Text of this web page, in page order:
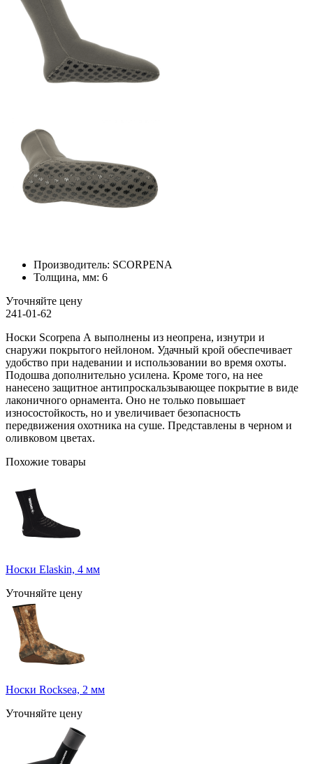
Производитель: SCORPENA
Толщина, мм: 6
Уточняйте цену
241-01-62
Носки Scorpena А выполнены из неопрена, изнутри и
снаружи покрытого нейлоном. Удачный крой обеспечивает
удобство при надевании и использовании во время охоты.
Подошва дополнительно усилена. Кроме того, на нее
нанесено защитное антипроскальзывающее покрытие в виде
лаконичного орнамента. Оно не только повышает
износостойкость, но и увеличивает безопасность
передвижения охотника на суше. Представлены в черном и
оливковом цветах.
Похожие товары
Носки Elaskin, 4 мм
Уточняйте цену
Носки Rocksea, 2 мм
Уточняйте цену